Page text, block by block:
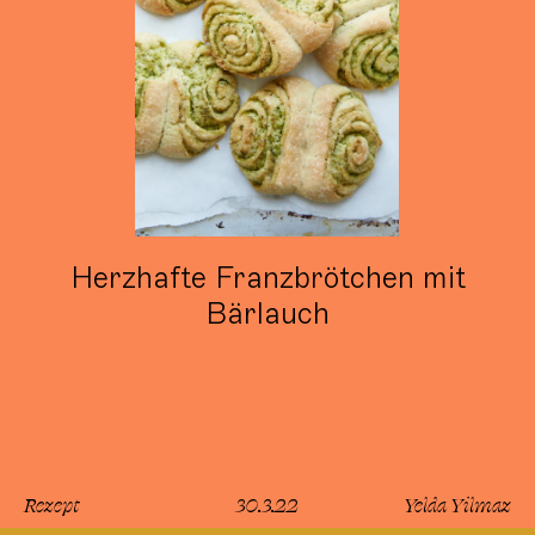
Herzhafte Franzbrötchen mit
Bärlauch
Rezept 30.3.22 Yelda Yilmaz